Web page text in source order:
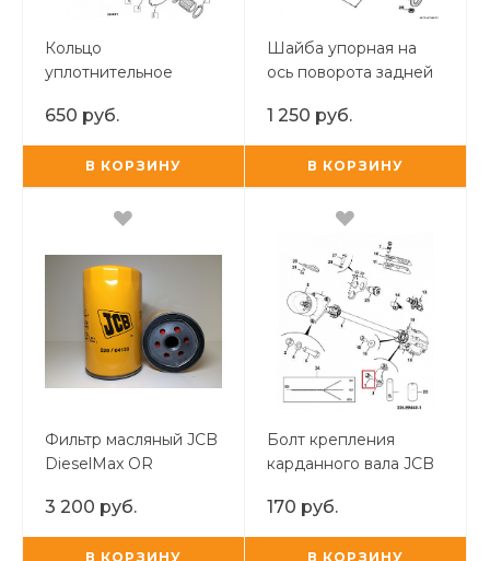
Кольцо
уплотнительное
малое TUR
650 руб.
В КОРЗИНУ
Шайба упорная на
ось поворота задней
1 250 руб.
В КОРЗИНУ
Фильтр масляный JCB
DieselMax OR
3 200 руб.
В КОРЗИНУ
Болт крепления
карданного вала JCB
170 руб.
В КОРЗИНУ